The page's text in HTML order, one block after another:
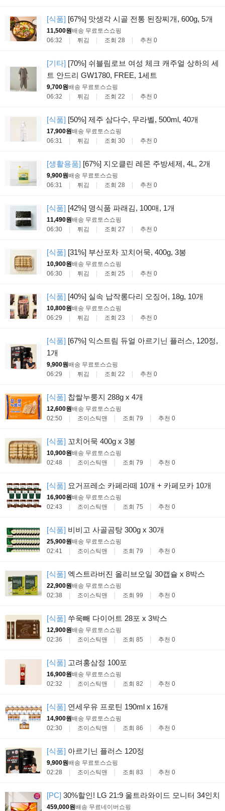
[식품] [67%] 맛생각 시골 전통 된장찌개, 600g, 5개
11,500원배송 무료 토스쇼핑
06:32
튀김 조회 28 추천 0
[기타] [70%] 쉬블림로브 여성 체크 캐주얼 상하의 세
트 안드리 GW1780, FREE, 1세트
9,700원배송 무료 토스쇼핑
06:32
튀김 조회 22 추천 0
[식품] [50%] 제주 삼다수, 무라벨, 500ml, 40개
17,900원배송 무료 토스쇼핑
06:31
튀김 조회 30 추천 0
[생활용품] [67%] 지오클린 레몬 주방세제, 4L, 2개
9,900원배송 무료 토스쇼핑
06:31
튀김 조회 28 추천 0
[식품] [42%] 명식품 파래김, 100매, 1개
11,490원배송 무료 토스쇼핑
06:30
튀김 조회 27 추천 0
[식품] [31%] 부산포차 꼬치어묵, 400g, 3봉
10,900원배송 무료 토스쇼핑
06:30
튀김 조회 25 추천 0
[식품] [40%] 실속 납작롱다리 오징어, 18g, 10개
10,800원배송 무료 토스쇼핑
06:29
튀김 조회 23 추천 0
[식품] [67%] 익스트림 듀얼 아르기닌 플러스, 120정,
1개
9,900원배송 무료 토스쇼핑
06:29
튀김 조회 22 추천 0
[식품] 찹쌀누룽지 288g x 4개
12,600원배송 무료 토스쇼핑
02:50
조이스틱맨 조회 79 추천 0
[식품] 꼬치어묵 400g x 3봉
10,900원배송 무료 토스쇼핑
02:48
조이스틱맨 조회 79 추천 0
[식품] 요거프레소 카페라떼 10개 + 카페모카 10개
16,900원배송 무료 토스쇼핑
02:43
조이스틱맨 조회 75 추천 0
[식품] 비비고 사골곰탕 300g x 30개
25,900원배송 무료 토스쇼핑
02:41
조이스틱맨 조회 79 추천 0
[식품] 엑스트라버진 올리브오일 30캡슐 x 8박스
22,900원배송 무료 토스쇼핑
02:38
조이스틱맨 조회 99 추천 0
[식품] 쑤욱빼 다이어트 28포 x 3박스
12,900원배송 무료 토스쇼핑
02:36
조이스틱맨 조회 85 추천 0
[식품] 고려홍삼정 100포
16,900원배송 무료 토스쇼핑
02:32
조이스틱맨 조회 82 추천 0
[식품] 연세우유 프로틴 190ml x 16개
14,900원배송 무료 토스쇼핑
02:30
조이스틱맨 조회 86 추천 0
[식품] 아르기닌 플러스 120정
9,900원배송 무료 토스쇼핑
02:28
조이스틱맨 조회 83 추천 0
[PC] 30%할인! LG 21:9 울트라와이드 모니터 34인치
459,000원배송 무료네이버쇼핑